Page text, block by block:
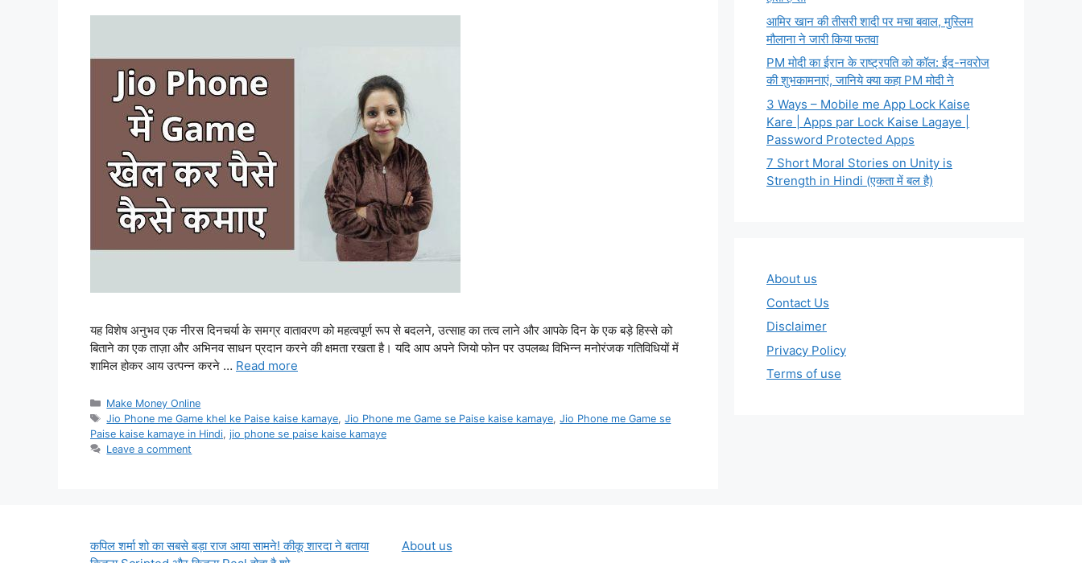
यह विशेष अनुभव एक नीरस दिनचर्या के समग्र वातावरण को महत्वपूर्ण रूप से बदलने, उत्साह का तत्व लाने और आपके दिन के एक बड़े हिस्से को
बिताने का एक ताज़ा और अभिनव साधन प्रदान करने की क्षमता रखता है। यदि आप अपने जियो फोन पर उपलब्ध विभिन्न मनोरंजक गतिविधियों में
शामिल होकर आय उत्पन्न करने … Read more
Categories
Make Money Online
Tags
Jio Phone me Game khel ke Paise kaise kamaye,Jio Phone me Game se Paise kaise kamaye,Jio Phone me Game se
Paise kaise kamaye in Hindi, jio phone se paise kaise kamaye
Leave a comment
आमिर खान की तीसरी शादी पर मचा बवाल, मुस्लिम
मौलाना ने जारी किया फतवा
PM मोदी का ईरान के राष्ट्रपति को कॉल: ईद-नवरोज
की शुभकामनाएं, जानिये क्या कहा PM मोदी ने
3 Ways – Mobile me App Lock Kaise
Kare | Apps par Lock Kaise Lagaye |
Password Protected Apps
7 Short Moral Stories on Unity is
Strength in Hindi (एकता में बल है)
About us
Contact Us
Disclaimer
Privacy Policy
Terms of use
कपिल शर्मा शो का सबसे बड़ा राज आया सामने! कीकू शारदा ने बताया
About us